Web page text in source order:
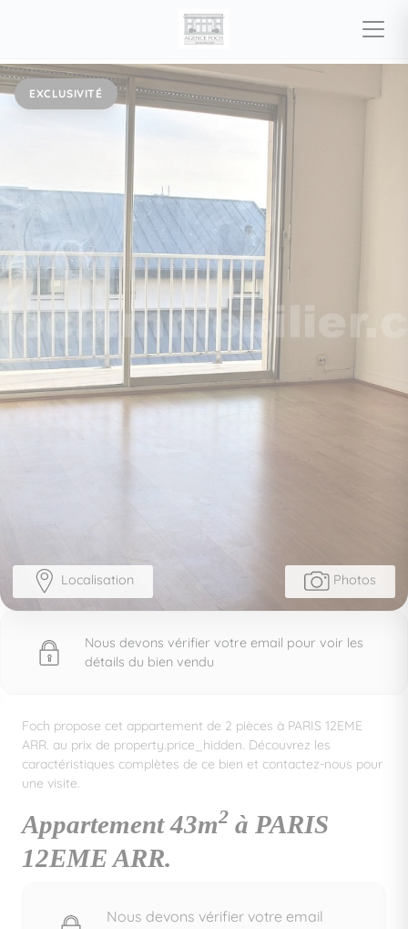
EXCLUSIVITÉ
Photos
Localisation
Nous devons vérifier votre email pour voir les
détails du bien vendu
Foch propose cet appartement de 2 pièces à PARIS 12EME
ARR. au prix de property.price_hidden. Découvrez les
caractéristiques complètes de ce bien et contactez-nous pour
une visite.
Appartement 43m2 à PARIS
12EME ARR.
Nous devons vérifier votre email